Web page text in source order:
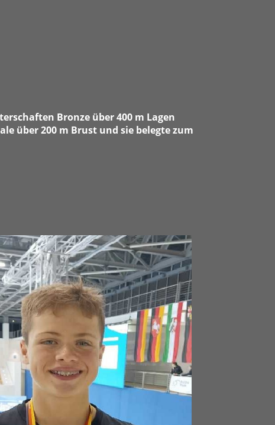
Bronze über 400 m Lagen
über 200 m Brust und sie belegte zum